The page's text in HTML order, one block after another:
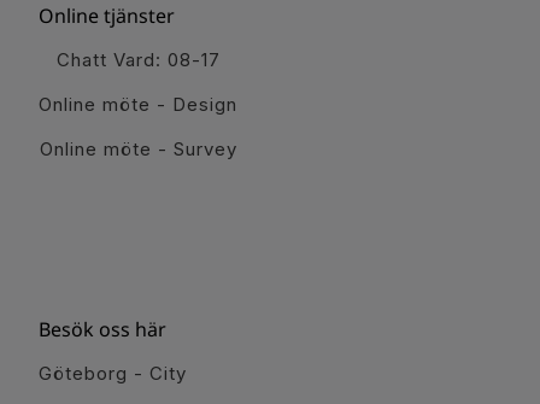
Online tjänster
Chatt Vard: 08-17
Online möte - Design
Online möte - Survey
Besök oss här
Göteborg - City